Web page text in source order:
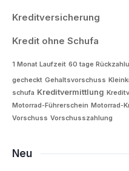
Kreditversicherung
Kredit ohne Schufa
1 Monat Laufzeit 60 tage
gecheckt Gehaltsvorschuss
schufa Kreditvermittlung
Motorrad-Führerschein Motorrad-
Vorschuss Vorschusszahlung
Neu